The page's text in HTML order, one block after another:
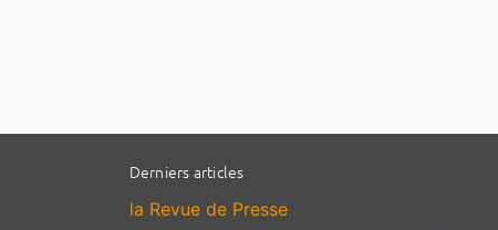
Derniers articles
la Revue de Presse